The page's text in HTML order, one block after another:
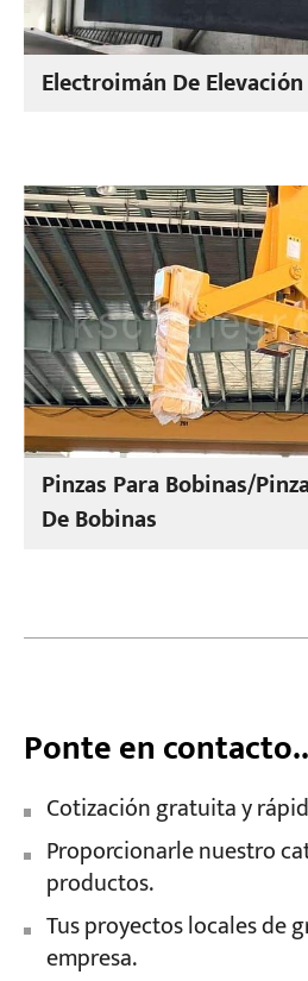
Electroimán De
Pinzas Para Bobinas/
De Bobinas
Ponte en
Cotización gratuita y
Proporcionarle nuestro
productos.
Tus proyectos locales de
empresa.